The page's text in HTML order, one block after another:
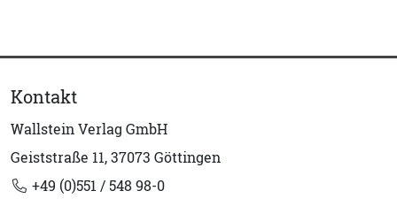
Kontakt
Wallstein Verlag GmbH
Geiststraße 11, 37073 Göttingen
+49 (0)551 / 548 98-0